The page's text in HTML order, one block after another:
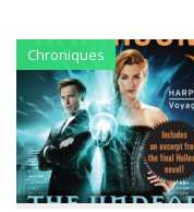
Chroniques